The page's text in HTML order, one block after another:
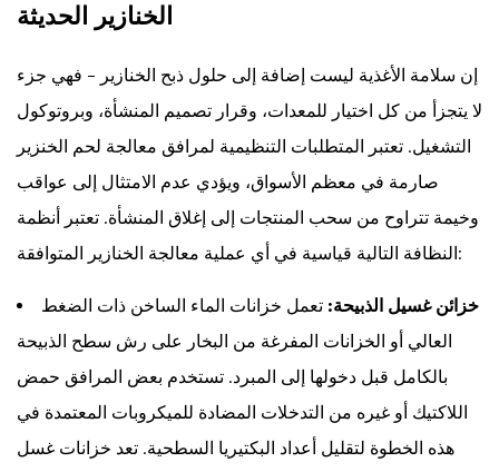
الخنازير الحديثة
إن سلامة الأغذية ليست إضافة إلى حلول ذبح الخنازير - فهي جزء
لا يتجزأ من كل اختيار للمعدات، وقرار تصميم المنشأة، وبروتوكول
التشغيل. تعتبر المتطلبات التنظيمية لمرافق معالجة لحم الخنزير
صارمة في معظم الأسواق، ويؤدي عدم الامتثال إلى عواقب
وخيمة تتراوح من سحب المنتجات إلى إغلاق المنشأة. تعتبر أنظمة
النظافة التالية قياسية في أي عملية معالجة الخنازير المتوافقة:
خزائن غسيل الذبيحة: تعمل خزانات الماء الساخن ذات الضغط
العالي أو الخزانات المفرغة من البخار على رش سطح الذبيحة
بالكامل قبل دخولها إلى المبرد. تستخدم بعض المرافق حمض
اللاكتيك أو غيره من التدخلات المضادة للميكروبات المعتمدة في
هذه الخطوة لتقليل أعداد البكتيريا السطحية. تعد خزانات غسل